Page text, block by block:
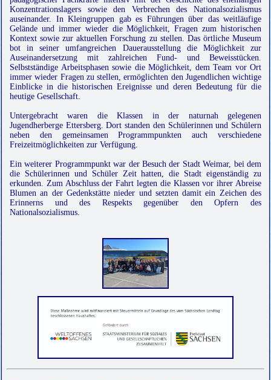
Konzentrationslagers sowie den Verbrechen des Nationalsozialismus
auseinander. In Kleingruppen gab es Führungen über das weitläufige
Gelände und immer wieder die Möglichkeit, Fragen zum historischen
Kontext sowie zur aktuellen Forschung zu stellen. Das örtliche Museum
bot in seiner umfangreichen Dauerausstellung die Möglichkeit zur
Auseinandersetzung mit zahlreichen Fund- und Beweisstücken.
Selbstständige Arbeitsphasen sowie die Möglichkeit, dem Team vor Ort
immer wieder Fragen zu stellen, ermöglichten den Jugendlichen wichtige
Einblicke in die historischen Ereignisse und deren Bedeutung für die
heutige Gesellschaft.
Untergebracht waren die Klassen in der naturnah gelegenen
Jugendherberge Ettersberg. Dort standen den Schülerinnen und Schülern
neben den gemeinsamen Programmpunkten auch verschiedene
Freizeitmöglichkeiten zur Verfügung.
Ein weiterer Programmpunkt war der Besuch der Stadt Weimar, bei dem
die Schülerinnen und Schüler Zeit hatten, die Stadt eigenständig zu
erkunden. Zum Abschluss der Fahrt legten die Klassen vor ihrer Abreise
Blumen an der Gedenkstätte nieder und setzten damit ein Zeichen des
Erinnerns und des Respekts gegenüber den Opfern des
Nationalsozialismus.